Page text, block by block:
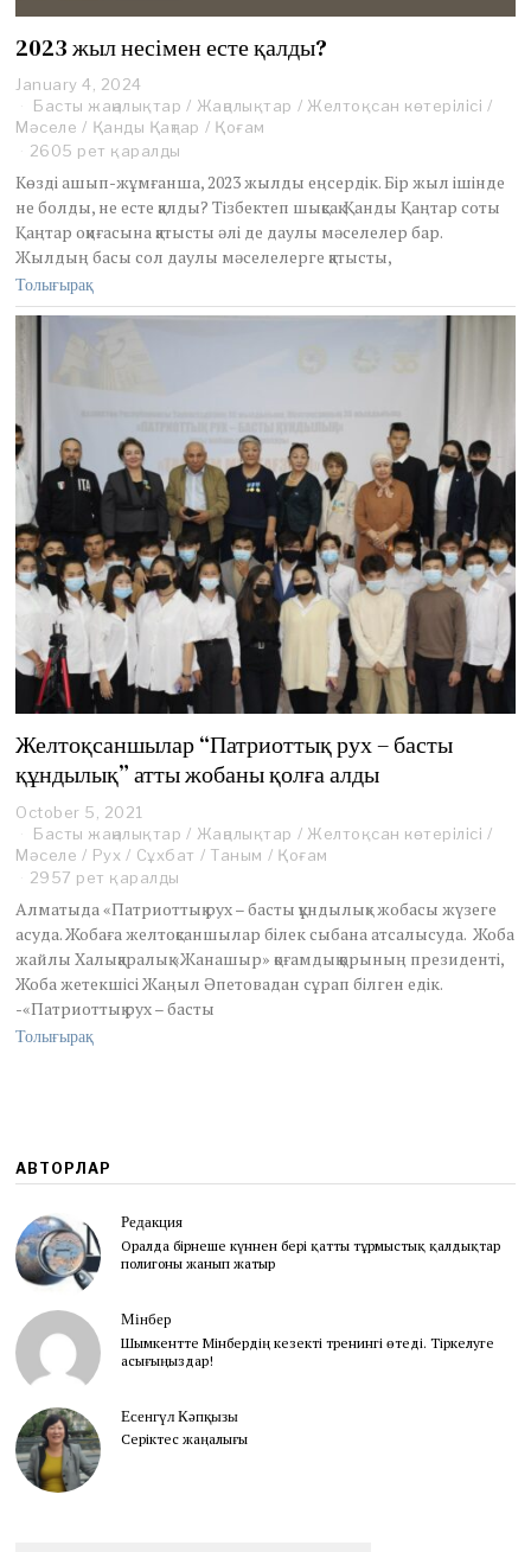
2023 жыл несімен есте қалды?
January 4, 2024
a
n
u
r
y
7
,
2
Басты жаңалықтар / Жаңалықтар / Желтоқсан көтерілісі /
Мәселе / Қанды Қаңтар / Қоғам
2605 рет қаралды
Көзді ашып-жұмғанша, 2023 жылды еңсердік. Бір жыл ішінде
не болды, не есте қалды? Тізбектеп шықсақ. Қанды Қаңтар соты
Қаңтар оқиғасына қатысты әлі де даулы мәселелер бар.
Жылдың басы сол даулы мәселелерге қатысты,
Толығырақ
Желтоқсаншылар “Патриоттық рух – басты
құндылық” атты жобаны қолға алды
October 5, 2021
Басты жаңалықтар / Жаңалықтар / Желтоқсан көтерілісі /
Мәселе / Рух / Сұхбат / Таным / Қоғам
2957 рет қаралды
Алматыда «Патриоттық рух – басты құндылық» жобасы жүзеге
асуда. Жобаға желтоқсаншылар білек сыбана атсалысуда. Жоба
жайлы Халықаралық «Жанашыр» қоғамдық қорының президенті,
Жоба жетекшісі Жаңыл Әпетовадан сұрап білген едік.
-«Патриоттық рух – басты
Толығырақ
АВТОРЛАР
Редакция
Оралда бірнеше күннен бері қатты тұрмыстық қалдықтар
полигоны жанып жатыр
Мінбер
Шымкентте Мінбердің кезекті тренингі өтеді. Тіркелуге
асығыңыздар!
Есенгүл Кәпқызы
Серіктес жаңалығы